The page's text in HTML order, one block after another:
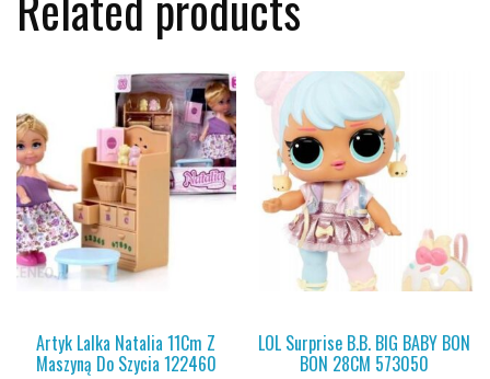
Artyk Lalka Natalia 11Cm Z
Maszyną Do Szycia 122460
LOL Surprise B.B. BIG BABY BON
BON 28CM 573050